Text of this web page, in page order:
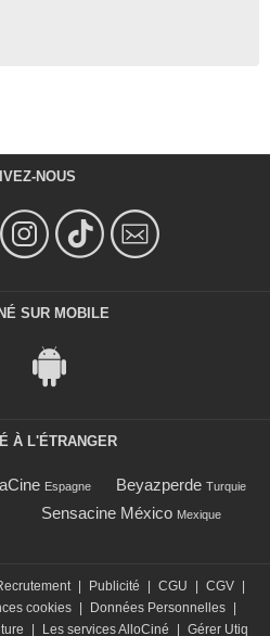
NOUS
SUR MOBILE
À L'ÉTRANGER
Espagne Beyazperde Turquie
Sensacine México Mexique
Publicité CGU CGV
cookies Données Personnelles
Les services AlloCiné Gérer Utiq